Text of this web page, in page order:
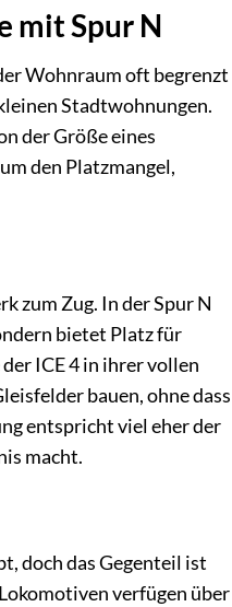
mit Spur N
Wohnraum oft begrenzt
Stadtwohnungen.
der Größe eines
den Platzmangel,
zum Zug. In der Spur N
bietet Platz für
ICE 4 in ihrer vollen
bauen, ohne dass
entspricht viel eher der
macht.
doch das Gegenteil ist
verfügen über